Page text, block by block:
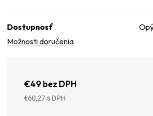
Dostupnosť
Možnosti doručenia
€49 bez DPH
€60,27